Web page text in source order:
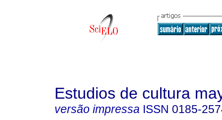
Estudios de cultura
versão impressa ISSN 0185-